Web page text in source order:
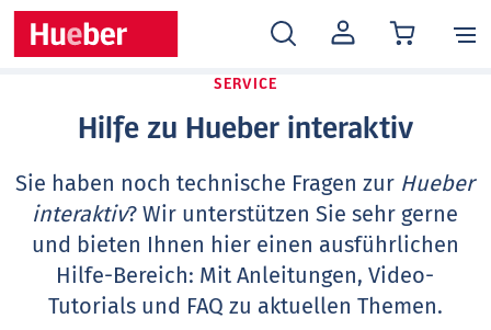
MEIN
KONTO
SERVICE
Hilfe zu Hueber interaktiv
Sie haben noch technische Fragen zur Hueber
interaktiv? Wir unterstützen Sie sehr gerne
und bieten Ihnen hier einen ausführlichen
Hilfe-Bereich: Mit Anleitungen, Video-
Tutorials und FAQ zu aktuellen Themen.